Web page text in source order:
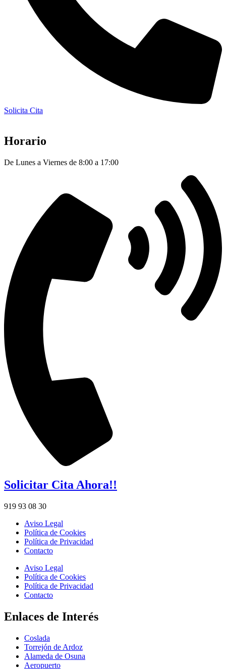
Solicita Cita
Horario
De Lunes a Viernes de 8:00 a 17:00
Solicitar Cita Ahora!!
919 93 08 30
Aviso Legal
Política de Cookies
Política de Privacidad
Contacto
Aviso Legal
Política de Cookies
Política de Privacidad
Contacto
Enlaces de Interés
Coslada
Torrejón de Ardoz
Alameda de Osuna
Aeropuerto